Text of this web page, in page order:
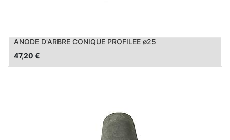
ANODE D'ARBRE CONIQUE PROFILEE ø25
47,20 €